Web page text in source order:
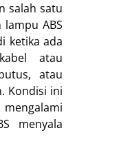
salah satu
ABS
ketika ada
atau
atau
Kondisi ini
menyala